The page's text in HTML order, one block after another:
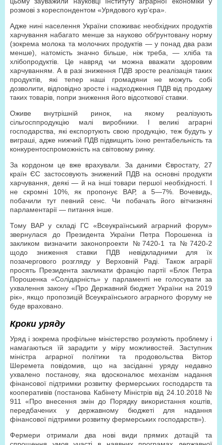
розмові з кореспондентом «Урядового кур’єра».
Адже нині населення України споживає необхідних продуктів
харчування набагато менше за науково обґрунтовану норму
(зокрема молока та молочних продуктів — у понад два рази
менше), натомість значно більше, ніж треба, — хліба та
хлібопродуктів. Це навряд чи можна вважати здоровим
харчуванням. А в разі зниження ПДВ зросте реалізація таких
продуктів, які тепер наші громадяни не можуть собі
дозволити, відповідно зросте і надходження ПДВ від продажу
таких товарів, попри зниження його відсоткової ставки.
Оживе внутрішній ринок, на якому реалізують
сільгосппродукцію малі виробники. І великі аграрні
господарства, які експортують свою продукцію, теж будуть у
виграші, адже нижчий ПДВ підвищить їхню рентабельність та
конкурентоспроможність на світовому ринку.
За кордоном це вже врахували. За даними Євростату, 27
країн ЄС застосовують знижений ПДВ на основні продукти
харчування, деякі — й на інші товари першої необхідності. І
не скромні 10%, як пропонує ВАР, а 5—7%. Вочевидь,
побачили тут певний сенс. Чи побачать його вітчизняні
парламентарії — питання інше.
Тому ВАР у складі ГС «Всеукраїнський аграрний форум»
звернулася до Президента України Петра Порошенка із
закликом визначити законопроекти №7420-1 та №7420-2
щодо зниження ставки ПДВ невідкладними для їх
позачергового розгляду у Верховній Раді. Також аграрії
просять Президента закликати фракцію партії «Блок Петра
Порошенка «Солідарність» у парламенті не голосувати за
ухвалення закону «Про Державний бюджет України на 2019
рік», якщо пропозицій Всеукраїнського аграрного форуму не
буде враховано.
Кроки уряду
Уряд і зокрема профільне міністерство розуміють проблему і
намагаються їй зарадити у міру можливостей. Заступник
міністра аграрної політики та продовольства Віктор
Шеремета повідомив, що на засіданні уряду недавно
ухвалено постанову, яка вдосконалює механізм надання
фінансової підтримки розвитку фермерських господарств та
кооперативів (постанова Кабінету Міністрів від 24.10.2018 №
911 «Про внесення змін до Порядку використання коштів,
передбачених у державному бюджеті для надання
фінансової підтримки розвитку фермерських господарств»).
Фермери отримали два нові види прямих дотацій та